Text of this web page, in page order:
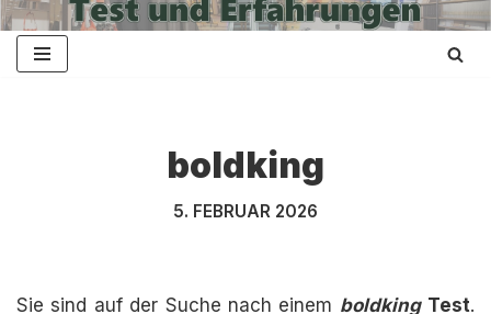
Zum
boldking
5. FEBRUAR 2026
Sie sind auf der Suche nach einem boldking Test.